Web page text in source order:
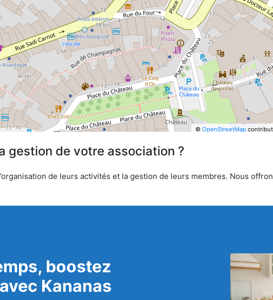
© OpenStreetMap
gestion de votre association ?
de leurs activités et la gestion de leurs membres. Nous
boostez
Kananas